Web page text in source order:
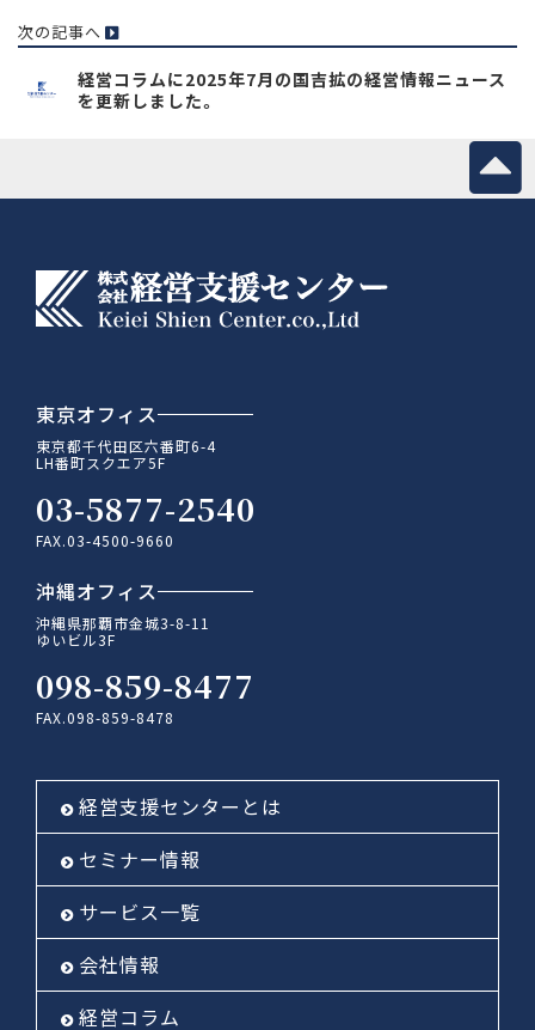
次の記事へ
経営コラムに2025年7月の国吉拡の経営情報ニュース
を更新しました。
東京オフィス
東京都千代田区六番町6-4
LH番町スクエア5F
03-5877-2540
FAX.03-4500-9660
沖縄オフィス
沖縄県那覇市金城3-8-11
ゆいビル3F
098-859-8477
FAX.098-859-8478
経営支援センターとは
セミナー情報
サービス一覧
会社情報
経営コラム